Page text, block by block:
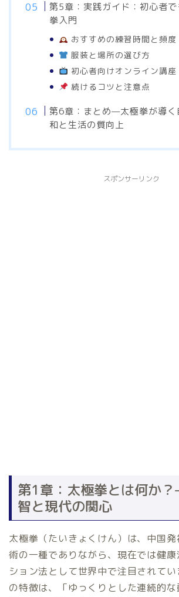
第5章：実践ガイド：初心者
拳入門
おすすめの練習時間と頻度
服装と場所の選び方
初心者向けオンライン講座
続けるコツと注意点
第6章：まとめ—太極拳が導く
和と生活の質向上
スポンサーリンク
第1章：太極拳とは何か
智と現代の関心
太極拳（たいきょくけん）は、中国
術の一種でありながら、現在では健康
ション法として世界中で注目されて
の特徴は、「ゆっくりとした連続的な